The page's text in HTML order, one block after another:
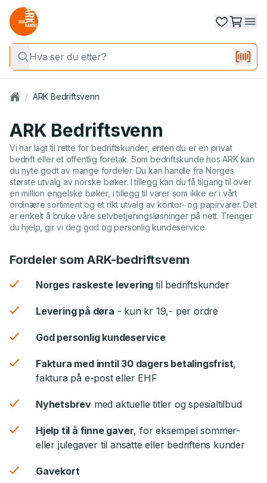
/ ARK Bedriftsvenn
ARK Bedriftsvenn
Vi har lagt til rette for bedriftskunder, enten du er en privat
bedrift eller et offentlig foretak. Som bedriftskunde hos ARK kan
du nyte godt av mange fordeler. Du kan handle fra Norges
største utvalg av norske bøker. I tillegg kan du få tilgang til over
en million engelske bøker, i tillegg til varer som ikke er i vårt
ordinære sortiment og et rikt utvalg av kontor- og papirvarer. Det
er enkelt å bruke våre selvbetjeningsløsninger på nett. Trenger
du hjelp, gir vi deg god og personlig kundeservice.
Fordeler som ARK-bedriftsvenn
Norges raskeste levering til bedriftskunder
Levering på døra - kun kr 19,- per ordre
God personlig kundeservice
Faktura med inntil 30 dagers betalingsfrist,
faktura på e-post eller EHF
Nyhetsbrev med aktuelle titler og spesialtilbud
Hjelp til å finne gaver, for eksempel sommer-
eller julegaver til ansatte eller bedriftens kunder
Gavekort